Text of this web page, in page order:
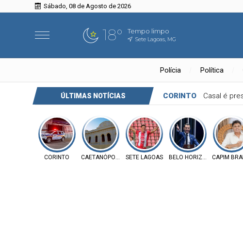
Sábado, 08 de Agosto de 2026
18° Tempo limpo
Sete Lagoas, MG
Polícia Política
ÚLTIMAS NOTÍCIAS CORINTO Casal é
CORINTO CAETANÓPOLIS SETE LAGOAS BELO HORIZONTECAPIM